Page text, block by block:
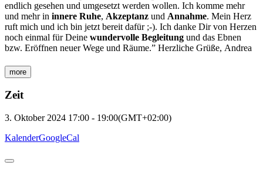
endlich gesehen und umgesetzt werden wollen. Ich komme mehr
und mehr in innere Ruhe, Akzeptanz und Annahme. Mein Herz
ruft mich und ich bin jetzt bereit dafür ;-). Ich danke Dir von Herzen
noch einmal für Deine wundervolle Begleitung und das Ebnen
bzw. Eröffnen neuer Wege und Räume.” Herzliche Grüße, Andrea
more
Zeit
3. Oktober 2024 17:00 - 19:00(GMT+02:00)
KalenderGoogleCal